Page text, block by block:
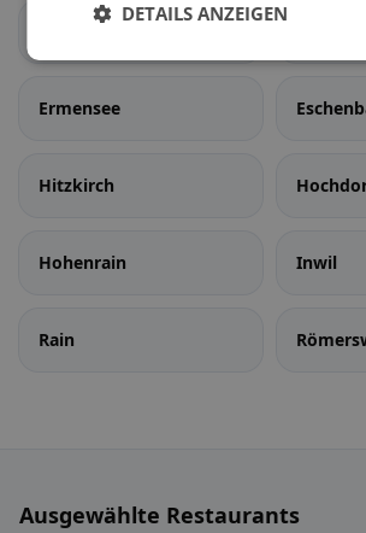
Ermensee
Hitzkirch
Hohenrain Inwil
Rain
Ausgewählte Restaurants
DETAILS ANZEIGEN